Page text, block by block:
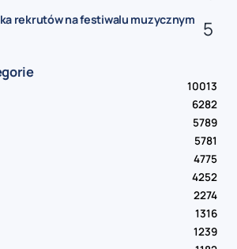
rekrutów na festiwalu muzycznym
10013
6282
5789
5781
4775
4252
2274
1316
1239